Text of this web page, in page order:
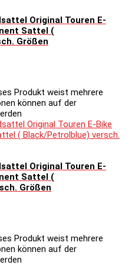
Original Touren E-
Sattel (
Größen
Produkt weist mehrere
können auf der
Original Touren E-
Sattel (
Größen
Produkt weist mehrere
können auf der